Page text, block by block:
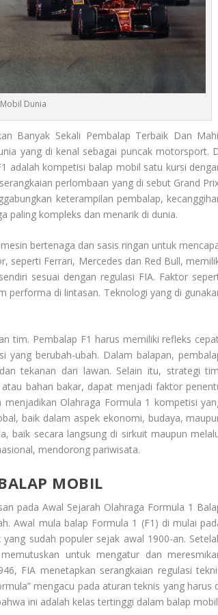
Dunia
Banyak Sekali Pembalap Terbaik Dan
yang di kenal sebagai puncak motorsport.
adalah kompetisi balap mobil satu kursi
perlombaan yang di sebut Grand
keterampilan pembalap,
paling kompleks dan menarik di dunia.
bertenaga dan sasis ringan untuk
seperti Ferrari, Mercedes dan Red Bull,
sesuai dengan regulasi FIA. Faktor
performa di lintasan. Teknologi yang di
tim. Pembalap F1 harus memiliki refleks
yang berubah-ubah. Dalam balapan,
tekanan dari lawan. Selain itu, strategi
bahan bakar, dapat menjadi faktor
menjadikan Olahraga Formula 1 kompetisi
baik dalam aspek ekonomi, budaya,
baik secara langsung di sirkuit maupun
mendorong pariwisata.
MOBIL
padaAwal Sejarah Olahraga Formula 1
Awal mula balap Formula 1 (F1) di mulai
sudah populer sejak awal 1900-an.
untuk mengatur dan
FIA menetapkan serangkaian regulasi
mengacu pada aturan teknis yang harus
ini adalah kelas tertinggi dalam balap